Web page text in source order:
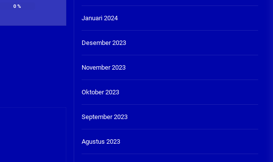
0%
Januari 2024
Desember 2023
November 2023
Oktober 2023
September 2023
Agustus 2023